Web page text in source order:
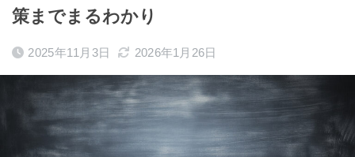
策までまるわかり
2025年11月3日 2026年1月26日